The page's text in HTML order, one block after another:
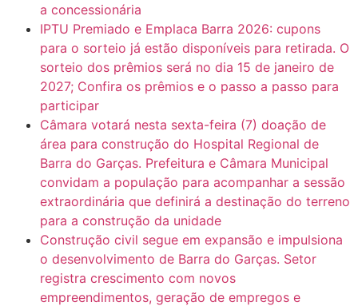
a concessionária
IPTU Premiado e Emplaca Barra 2026: cupons
para o sorteio já estão disponíveis para retirada. O
sorteio dos prêmios será no dia 15 de janeiro de
2027; Confira os prêmios e o passo a passo para
participar
Câmara votará nesta sexta-feira (7) doação de
área para construção do Hospital Regional de
Barra do Garças. Prefeitura e Câmara Municipal
convidam a população para acompanhar a sessão
extraordinária que definirá a destinação do terreno
para a construção da unidade
Construção civil segue em expansão e impulsiona
o desenvolvimento de Barra do Garças. Setor
registra crescimento com novos
empreendimentos, geração de empregos e